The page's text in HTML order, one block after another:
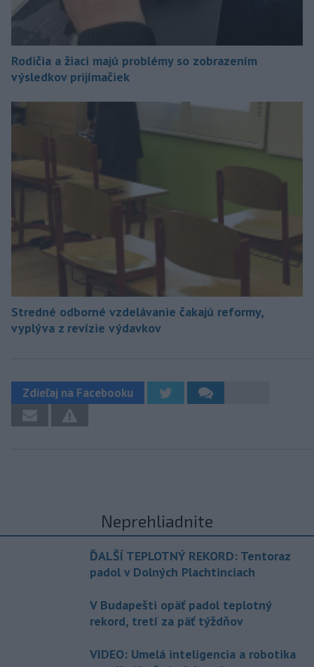
Rodičia a žiaci majú problémy so zobrazením
výsledkov prijímačiek
Stredné odborné vzdelávanie čakajú reformy,
vyplýva z revízie výdavkov
Zdieľaj na Facebooku
Neprehliadnite
ĎALŠÍ TEPLOTNÝ REKORD: Tentoraz
padol v Dolných Plachtinciach
V Budapešti opäť padol teplotný
rekord, tretí za päť týždňov
VIDEO: Umelá inteligencia a robotika